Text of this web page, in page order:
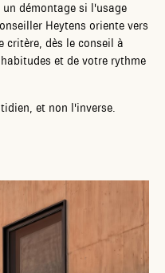
démontage si l'usage
Heytens oriente vers
critère, dès le conseil à
et de votre rythme
et non l'inverse.